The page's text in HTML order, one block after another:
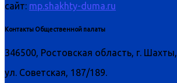
сайт: mp.shakhty-duma.ru
Контакты Общественной палаты
346500, Ростовская область, г. Шахты,
ул. Советская, 187/189.